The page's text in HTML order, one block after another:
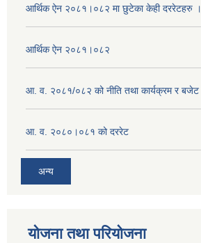
आर्थिक ऐन २०८१।०८२ मा छुटेका केही दररेटहरु ।
आर्थिक ऐन २०८१।०८२
आ. व. २०८१/०८२ को नीति तथा कार्यक्रम र बजेट
आ. व. २०८०।०८१ को दररेट
अन्य
योजना तथा परियोजना